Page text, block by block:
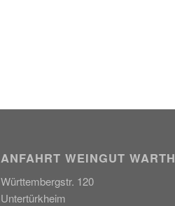
ANFAHRT WEINGUT WARTH
Württembergstr. 120
Untertürkheim